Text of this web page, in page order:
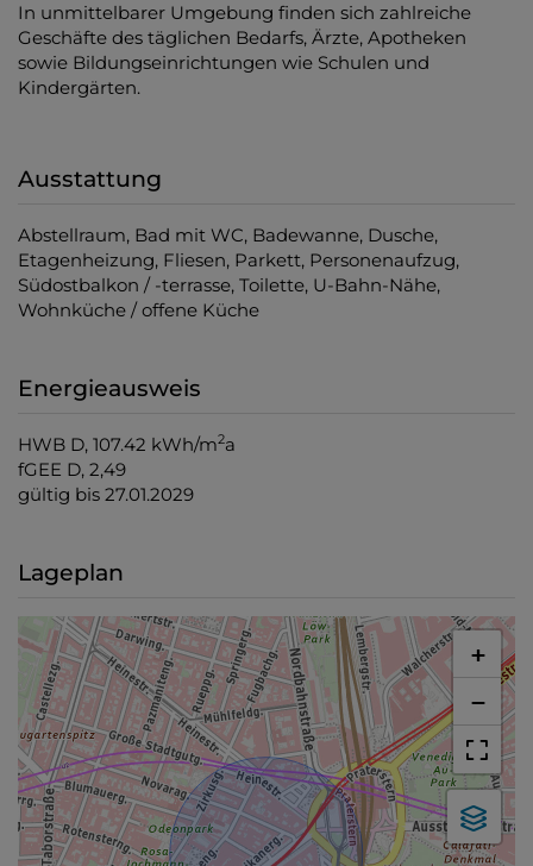
In unmittelbarer Umgebung finden sich zahlreiche
Geschäfte des täglichen Bedarfs, Ärzte, Apotheken
sowie Bildungseinrichtungen wie Schulen und
Kindergärten.
Ausstattung
Abstellraum Bad mit WC Badewanne Dusche
Etagenheizung Fliesen Parkett Personenaufzug
Südostbalkon / -terrasse Toilette U-Bahn-Nähe
Wohnküche / offene Küche
Energieausweis
HWB D, 107.42 kWh/m2a
fGEE D, 2,49
gültig bis 27.01.2029
Lageplan
+
−